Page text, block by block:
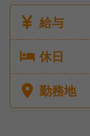
給与
休日
勤務地